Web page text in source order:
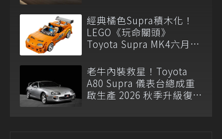
經典橘色Supra積木化！
LEGO《玩命關頭》
Toyota Supra MK4六月登
老牛內裝救星！Toyota
A80 Supra 儀表台總成重
啟生產 2026 秋季升級復